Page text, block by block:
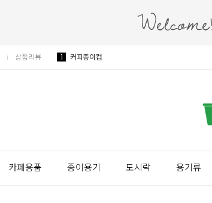
상품리뷰 1 커피종이컵
카페용품 종이용기 도시락 용기류